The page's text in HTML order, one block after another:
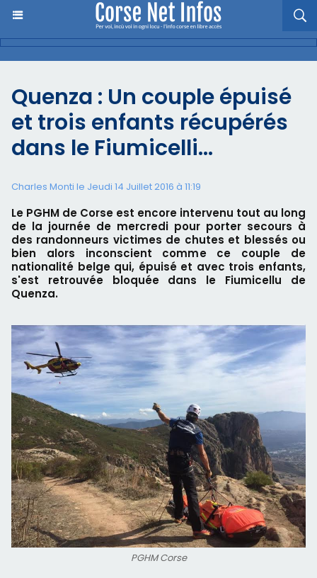
Quenza : Un couple épuisé
et trois enfants récupérés
dans le Fiumicelli…
Charles Monti le Jeudi 14 Juillet 2016 à 11:19
Le PGHM de Corse est encore intervenu tout au long
de la journée de mercredi pour porter secours à
des randonneurs victimes de chutes et blessés ou
bien alors inconscient comme ce couple de
nationalité belge qui, épuisé et avec trois enfants,
s'est retrouvée bloquée dans le Fiumicellu de
Quenza.
PGHM Corse